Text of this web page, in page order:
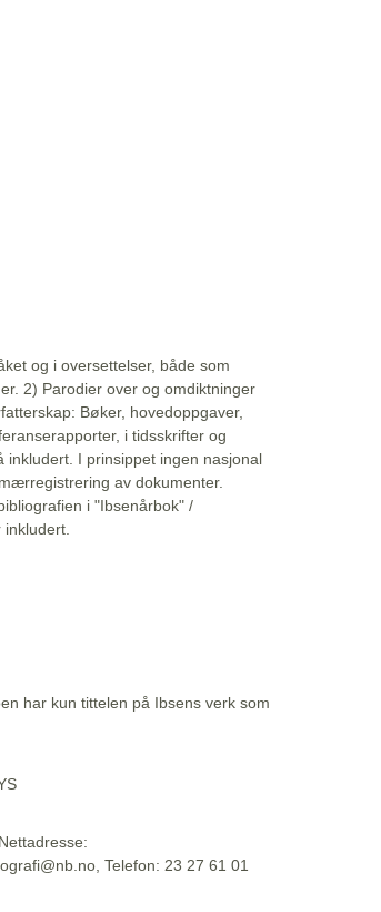
og i oversettelser, både som
2) Parodier over og omdiktninger
Bøker, hovedoppgaver,
i tidsskrifter og
inkludert. I prinsippet ingen nasjonal
av dokumenter.
i "Ibsenårbok" /
har kun tittelen på Ibsens verk som
Telefon: 23 27 61 01